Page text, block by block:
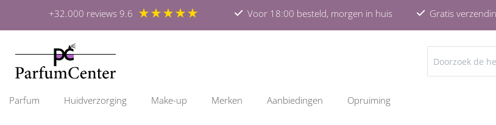
+32.000 reviews 9.6 ★★★★★ Voor 18:00 besteld, morgen in huis Gratis
ZOEKEN
Parfum Huidverzorging Make-up Merken Aanbiedingen Opruiming